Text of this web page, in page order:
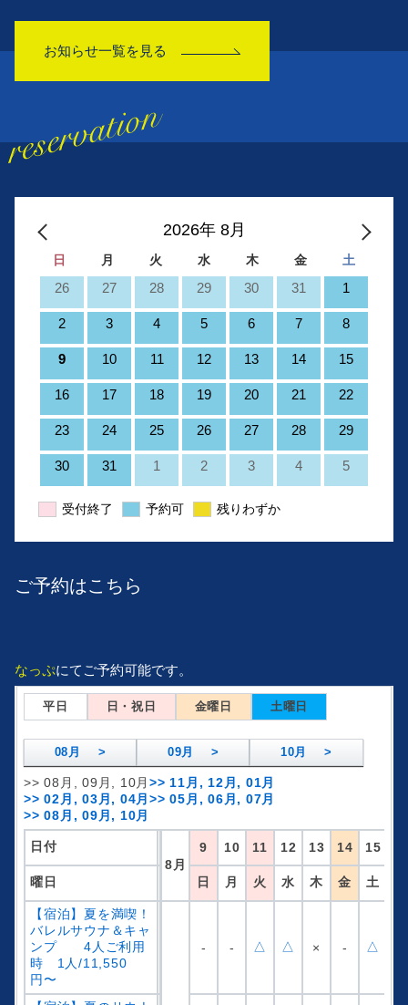
お知らせ一覧を見る
2026年 8月
日 月 火 水 木 金 土
26 27 28 29 30 31 1
2 3 4 5 6 7 8
9 10 11 12 13 14 15
16 17 18 19 20 21 22
23 24 25 26 27 28 29
30 31 1 2 3 4 5
受付終了 予約可 残りわずか
ご予約はこちら
なっぷにてご予約可能です。